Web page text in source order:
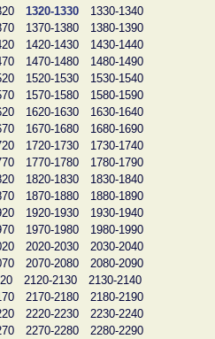
1320-1330
1330-1340
1370-1380
1380-1390
1420-1430
1430-1440
1470-1480
1480-1490
1520-1530
1530-1540
1570-1580
1580-1590
1620-1630
1630-1640
1670-1680
1680-1690
1720-1730
1730-1740
1770-1780
1780-1790
1820-1830
1830-1840
1870-1880
1880-1890
1920-1930
1930-1940
1970-1980
1980-1990
2020-2030
2030-2040
2070-2080
2080-2090
2120-2130
2130-2140
2170-2180
2180-2190
2220-2230
2230-2240
2270-2280
2280-2290